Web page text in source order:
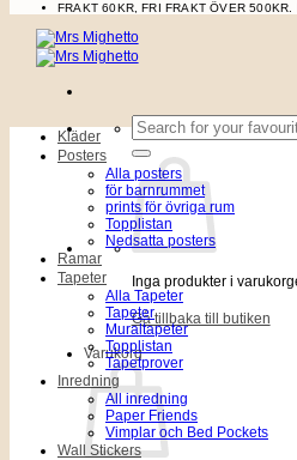
FRAKT 60KR, FRI FRAKT ÖVER 500KR.
Sök
efter:
Inga produkter i
Gå tillbaka till butiken
Varukorg
Kläder
Posters
Alla posters
för barnrummet
prints för övriga rum
Topplistan
Nedsatta posters
Ramar
Tapeter
Alla Tapeter
Tapeter
Muraltapeter
Topplistan
Tapetprover
Inredning
All inredning
Paper Friends
Vimplar och Bed Pockets
Wall Stickers